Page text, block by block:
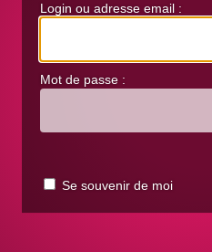
Login ou adresse email :
Mot de passe :
Se souvenir de moi